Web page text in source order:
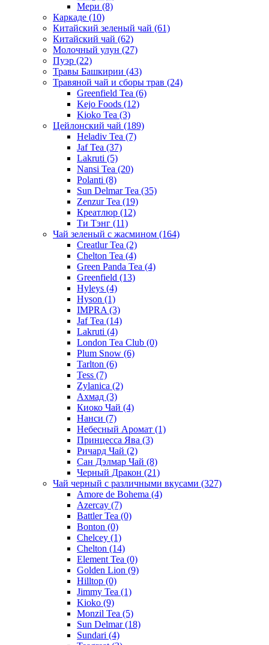
Мери (8)
Каркаде (10)
Китайский зеленый чай (61)
Китайский чай (62)
Молочный улун (27)
Пуэр (22)
Травы Башкирии (43)
Травяной чай и сборы трав (24)
Greenfield Tea (6)
Kejo Foods (12)
Kioko Tea (3)
Цейлонский чай (189)
Heladiv Tea (7)
Jaf Tea (37)
Lakruti (5)
Nansi Tea (20)
Polanti (8)
Sun Delmar Tea (35)
Zenzur Tea (19)
Креатлюр (12)
Ти Тэнг (11)
Чай зеленый с жасмином (164)
Creatlur Tea (2)
Chelton Tea (4)
Green Panda Tea (4)
Greenfield (13)
Hyleys (4)
Hyson (1)
IMPRA (3)
Jaf Tea (14)
Lakruti (4)
London Tea Club (0)
Plum Snow (6)
Tarlton (6)
Tess (7)
Zylanica (2)
Ахмад (3)
Киоко Чай (4)
Нанси (7)
Небесный Аромат (1)
Принцесса Ява (3)
Ричард Чай (2)
Сан Дэлмар Чай (8)
Черный Дракон (21)
Чай черный с различными вкусами (327)
Amore de Bohema (4)
Azercay (7)
Battler Tea (0)
Bonton (0)
Chelcey (1)
Chelton (14)
Element Tea (0)
Golden Lion (9)
Hilltop (0)
Jimmy Tea (1)
Kioko (9)
Monzil Tea (5)
Sun Delmar(18)
Sundari (4)